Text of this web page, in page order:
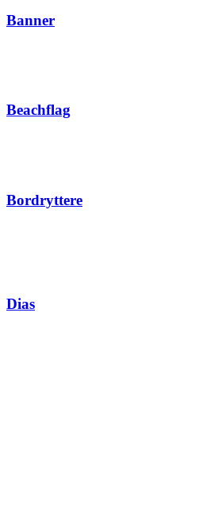
Banner
Beachflag
Bordryttere
Dias